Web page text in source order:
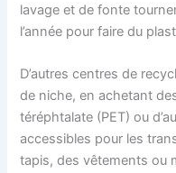
lavage et de fonte
l’année pour faire du
D’autres centres de
de niche, en achetant
téréphtalate (PET) ou
accessibles pour les
tapis, des vêtements ou